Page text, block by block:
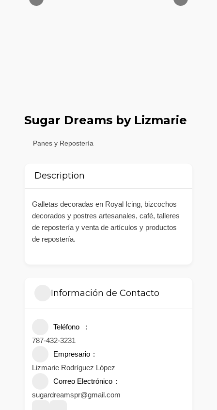
Sugar Dreams by Lizmarie
Panes y Repostería
Description
Galletas decoradas en Royal Icing, bizcochos
decorados y postres artesanales, café, talleres
de repostería y venta de artículos y productos
de repostería.
Información de Contacto
Teléfono
787-432-3231
Empresario
Lizmarie Rodríguez López
Correo Electrónico
sugardreamspr@gmail.com